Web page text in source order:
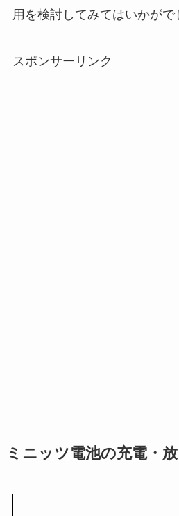
用を検討してみてはいかがで
スポンサーリンク
ミニッツ電池の充電・